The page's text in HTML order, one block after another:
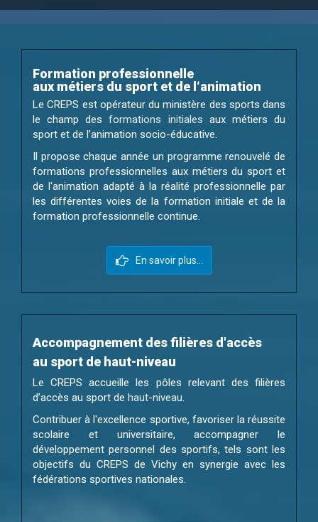
Formation professionnelle
aux métiers du sport et de l‘animation
Le CREPS est opérateur du ministère des sports dans
le champ desformations initiales aux métiers du
sport et de l’animation socio-éducative.
Il propose chaque année un programme renouvelé de
formations professionnelles aux métiers du sport et
de l'animation adapté à la réalité professionnelle par
les différentes voies de la formation initiale et de la
formation professionnelle continue.
En savoir plus...
Accompagnement des filières d'accès
au sport de haut-niveau
Le CREPS accueille les pôles relevant des filières
d’accès au sport de haut-niveau.
Contribuer à l'excellence sportive, favoriser la réussite
scolaire et universitaire, accompagner le
développement personnel des sportifs, tels sont les
objectifs du CREPS de Vichy en synergie avec les
fédérations sportives nationales.